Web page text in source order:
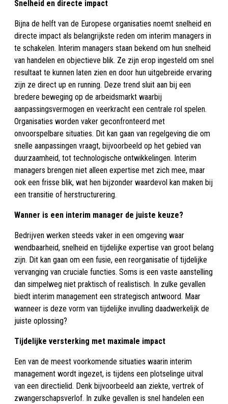
Snelheid en directe impact
Bijna de helft van de Europese organisaties noemt snelheid en
directe impact als belangrijkste reden om interim managers in
te schakelen. Interim managers staan bekend om hun snelheid
van handelen en objectieve blik. Ze zijn erop ingesteld om snel
resultaat te kunnen laten zien en door hun uitgebreide ervaring
zijn ze direct up en running. Deze trend sluit aan bij een
bredere beweging op de arbeidsmarkt waarbij
aanpassingsvermogen en veerkracht een centrale rol spelen.
Organisaties worden vaker geconfronteerd met
onvoorspelbare situaties. Dit kan gaan van regelgeving die om
snelle aanpassingen vraagt, bijvoorbeeld op het gebied van
duurzaamheid, tot technologische ontwikkelingen. Interim
managers brengen niet alleen expertise met zich mee, maar
ook een frisse blik, wat hen bijzonder waardevol kan maken bij
een transitie of herstructurering.
Wanner is een interim manager de juiste keuze?
Bedrijven werken steeds vaker in een omgeving waar
wendbaarheid, snelheid en tijdelijke expertise van groot belang
zijn. Dit kan gaan om een fusie, een reorganisatie of tijdelijke
vervanging van cruciale functies. Soms is een vaste aanstelling
dan simpelweg niet praktisch of realistisch. In zulke gevallen
biedt interim management een strategisch antwoord. Maar
wanneer is deze vorm van tijdelijke invulling daadwerkelijk de
juiste oplossing?
Tijdelijke versterking met maximale impact
Een van de meest voorkomende situaties waarin interim
management wordt ingezet, is tijdens een plotselinge uitval
van een directielid. Denk bijvoorbeeld aan ziekte, vertrek of
zwangerschapsverlof. In zulke gevallen is snel handelen een